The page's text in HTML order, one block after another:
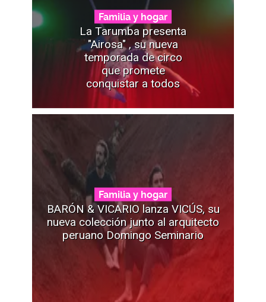
Familia y hogar
La Tarumba presenta
"Airosa" , su nueva
temporada de circo
que promete
conquistar a todos
Familia y hogar
BARÓN & VICARIO lanza VICÚS, su
nueva colección junto al arquitecto
peruano Domingo Seminario